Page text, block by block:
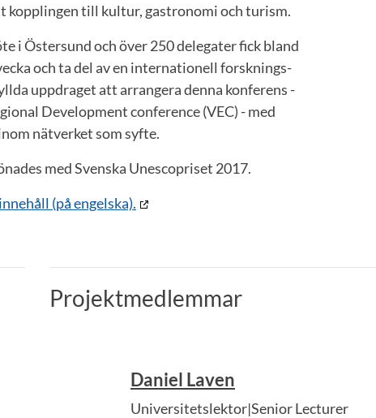
kopplingen till kultur, gastronomi och turism.
i Östersund och över 250 delegater fick bland
och ta del av en internationell forsknings­
uppdraget att arrangera denna konferens -
Development conference (VEC) - med
nätverket som syfte.
med Svenska Unescopriset 2017.
(på engelska).
Projektmedlemmar
Daniel Laven
Universitetslektor|Senior Lecturer